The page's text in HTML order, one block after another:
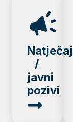
/
javni
pozivi